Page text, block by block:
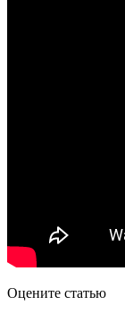
Оцените статью